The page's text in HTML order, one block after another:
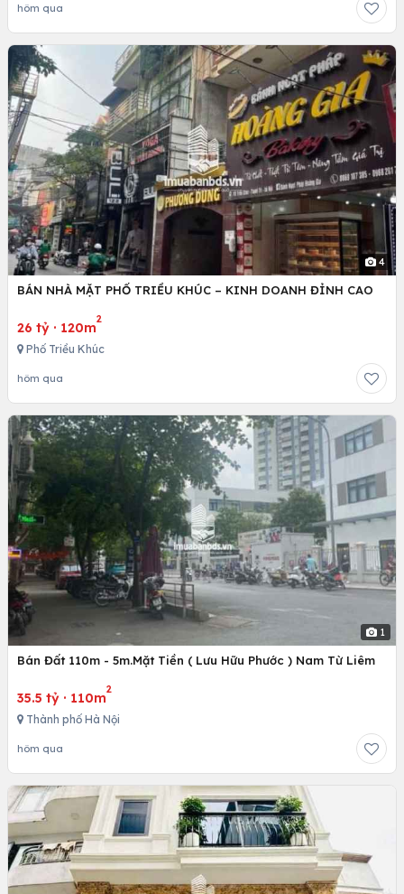
hôm qua
4
BÁN NHÀ MẶT PHỐ TRIỀU KHÚC – KINH DOANH ĐỈNH CAO
26 tỷ · 120m
2
Phố Triều Khúc
hôm qua
1
Bán Đất 110m - 5m.Mặt Tiền ( Lưu Hữu Phước ) Nam Từ Liêm
35.5 tỷ · 110m
2
Thành phố Hà Nội
hôm qua